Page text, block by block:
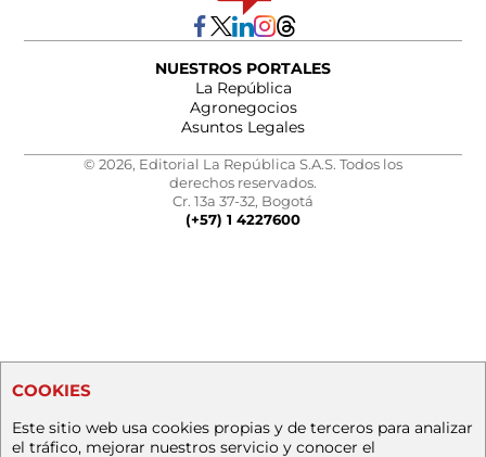
NUESTROS PORTALES
La República
Agronegocios
Asuntos Legales
© 2026, Editorial La República S.A.S. Todos los
derechos reservados.
Cr. 13a 37-32, Bogotá
(+57) 1 4227600
COOKIES
Este sitio web usa cookies propias y de terceros para analizar
el tráfico, mejorar nuestros servicio y conocer el